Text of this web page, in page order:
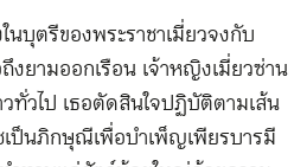
นบุตรีของพระราชาเมี่ยวจงกับ
งยามออกเรือน เจ้าหญิงเมี่ยวซ่าน
ทั่วไป เธอตัดสินใจปฏิบัติตามเส้น
นภิกษุณีเพื่อบำเพ็ญเพียรบารมี